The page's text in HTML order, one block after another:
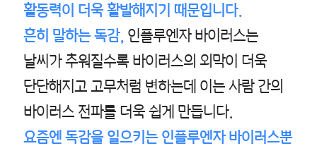
활동력이 더욱 활발해지기 때문입니다.
흔히 말하는 독감, 인플루엔자 바이러스는
날씨가 추워질수록 바이러스의 외막이 더욱
단단해지고 고무처럼 변하는데 이는 사람 간의
바이러스 전파를 더욱 쉽게 만듭니다.
요즘엔 독감을 일으키는 인플루엔자 바이러스뿐